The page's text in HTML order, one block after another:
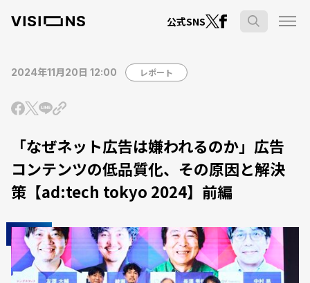
公式SNS
2024年11月20日 12:00 レポート
「なぜネット広告は嫌われるのか」広告
コンテンツの低品質化、その原因と解決
策【ad:tech tokyo 2024】前編